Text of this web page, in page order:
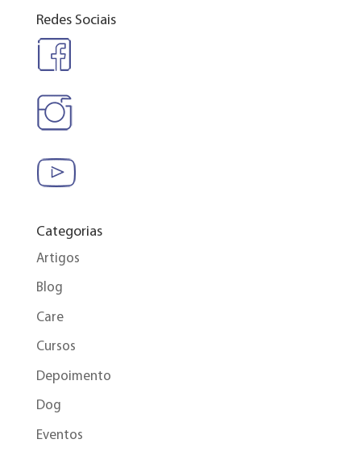
Redes Sociais
Categorias
Artigos
Blog
Care
Cursos
Depoimento
Dog
Eventos